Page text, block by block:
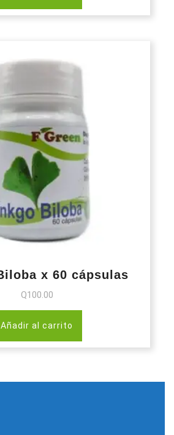
x 60 cápsulas
Q100.00
Añadir al carrito